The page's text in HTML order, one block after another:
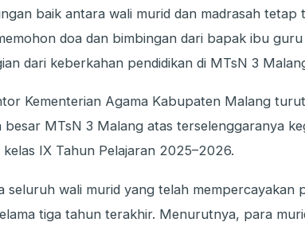
baik antara wali murid dan madrasah tetap
doa dan bimbingan dari bapak ibu
dari keberkahan pendidikan di MTsN 3
Kementerian Agama Kabupaten Malang turut
MTsN 3 Malang atas terselenggaranya
IX Tahun Pelajaran 2025–2026.
seluruh wali murid yang telah mempercayakan
tiga tahun terakhir. Menurutnya, para